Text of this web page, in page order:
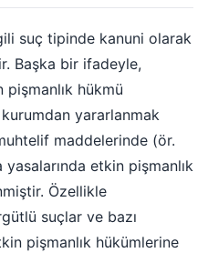
suç tipinde kanuni olarak
Başka bir ifadeyle,
hükmü
yararlanmak
maddelerinde (ör.
etkin pişmanlık
Özellikle
suçlar ve bazı
pişmanlık hükümlerine